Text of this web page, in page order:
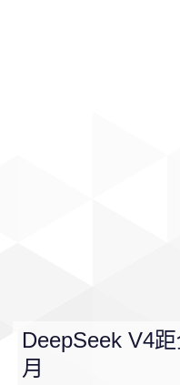
DeepSeek V4
月